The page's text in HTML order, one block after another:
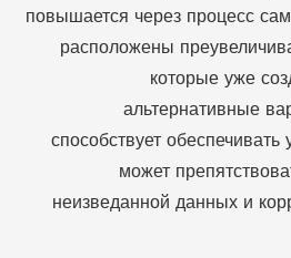
повышается через процесс
расположены
которые уже
альтернативные
способствует
может
неизведанной данных и